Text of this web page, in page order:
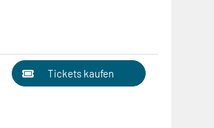
Tickets kaufen